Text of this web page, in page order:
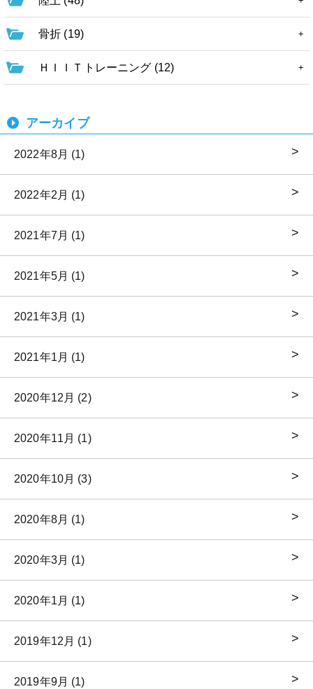
骨折 (19)
ＨＩＩＴトレーニング (12)
アーカイブ
2022年8月 (1)
2022年2月 (1)
2021年7月 (1)
2021年5月 (1)
2021年3月 (1)
2021年1月 (1)
2020年12月 (2)
2020年11月 (1)
2020年10月 (3)
2020年8月 (1)
2020年3月 (1)
2020年1月 (1)
2019年12月 (1)
2019年9月 (1)